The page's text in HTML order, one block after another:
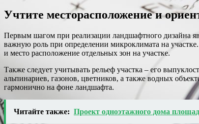
Учтите месторасположение и
Первым шагом при реализации ландшафтного дизайна
важную роль при определении микроклимата на
и место расположение отдельных зон на участке.
Также следует учитывать рельеф участка – его
альпинариев, газонов, цветников, а также водных
гармонично на фоне ландшафта.
Читайте также: Проект одноэтажного дома